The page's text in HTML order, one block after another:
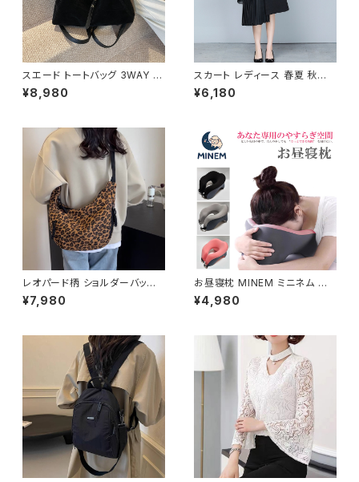
スエード トートバッグ 3WAY シ
ョルダーバッグ レディース バッ
グ 斜めがけ 軽量 A4収納 大容
おしゃれ 通勤通学 黒 茶色 ダー
クブラウン K-B0204
¥8,980
スカート レディース 春夏 秋冬
春 夏 秋 冬 黒 プリーツスカート
ミディアム丈 プリーツ アシンメ
きれいめ オフィスカジュアル 上
品 切り替え ミディアム ひざ下
ひざ丈 ブラック オフィス カジュ
アル OL 上品 大人 10代 20代
30代 40代 C-SAW0020
¥6,180
レオパード柄 ショルダーバッグ
ワンショルダーバッグ レディース
ヒョウ柄 バッグ カジュアル 軽量
¥7,980
お昼寝枕 MINEM ミニネム 仮
眠枕 うつぶせ枕 ネックピロー
洗える 軽量 通気性 机 デスク
ュアル 春 夏 秋 冬 春夏 秋冬 大
人 子供 デスク クッション 姿勢
C-ASS0003
¥4,980